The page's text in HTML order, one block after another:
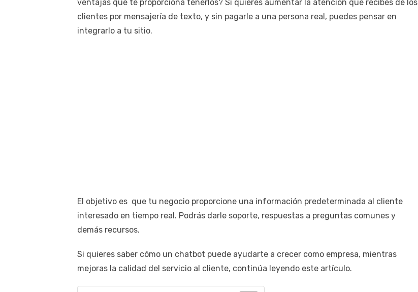
ventajas que te proporciona tenerlos? Si quieres aumentar la atención que recibes de los
clientes por mensajería de texto, y sin pagarle a una persona real, puedes pensar en
integrarlo a tu sitio.
El objetivo es que tu negocio proporcione una información predeterminada al cliente
interesado en tiempo real. Podrás darle soporte, respuestas a preguntas comunes y
demás recursos.
Si quieres saber cómo un chatbot puede ayudarte a crecer como empresa, mientras
mejoras la calidad del servicio al cliente, continúa leyendo este artículo.